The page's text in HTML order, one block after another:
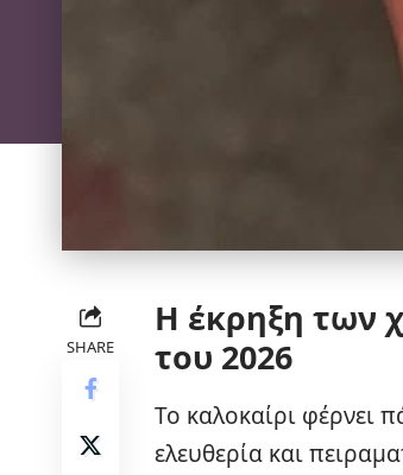
SHARE
Η έκρηξη των
του 2026
Το καλοκαίρι φέρνει
ελευθερία και